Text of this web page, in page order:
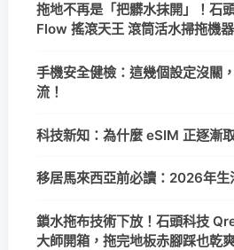
拖地不再是「把髒水抹開」！石
Flow 搖滾天王 滾筒活水掃拖機
手機安全健檢：這幾個設定沒關
流！
科技新知：為什麼 eSIM 正逐漸
移居馬來西亞前必讀：2026年生
鎖水拖布技術下放！石頭科技
大師開箱，拖完地板赤腳踩也乾